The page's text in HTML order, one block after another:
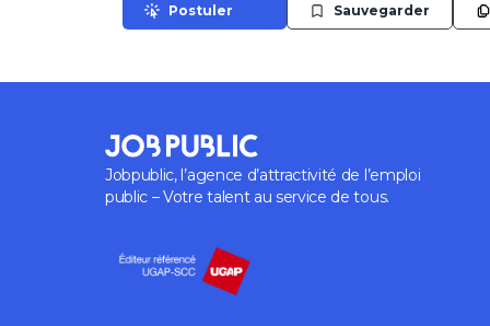
Postuler Sauvegarder
Jobpublic, l’agence d’attractivité de l’emploi
public – Votre talent au service de tous.